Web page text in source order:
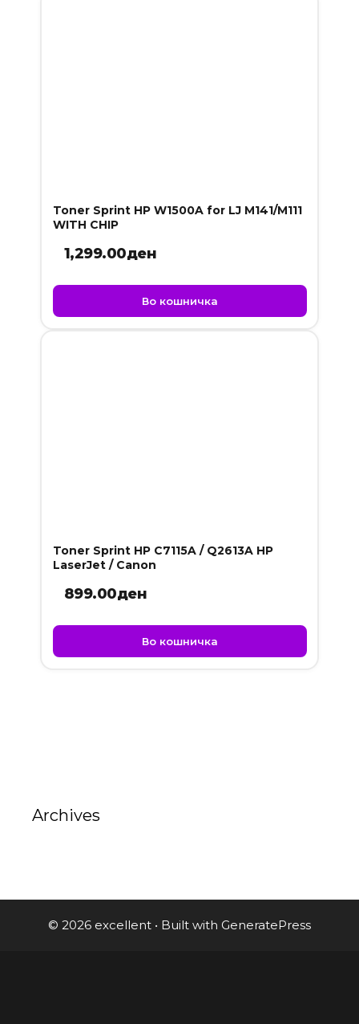
Toner Sprint HP W1500A for LJ M141/M111
WITH CHIP
1,299.00ден
Во кошничка
Toner Sprint HP C7115A / Q2613A HP
LaserJet / Canon
899.00ден
Во кошничка
Archives
© 2026 excellent • Built with GeneratePress